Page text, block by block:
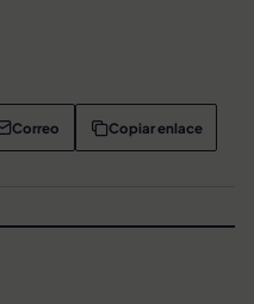
Correo Copiar enlace